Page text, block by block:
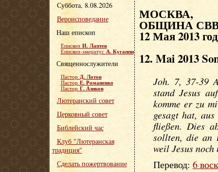
МОСКВА,
ОБЩИНА
12 Мая 2013
12. Mai 2013
Joh. 7, 37-39
stand Jesus
komme er zu
gesagt hat,
fließen. Dies
sollten, die an
weil Jesus
Перевод: 6
Суббота, 8.08.2026
Вероисповедание
Наш епископ
Епископ И. Лаптев
Епископ-эмеритус А. Кугаппи
Священнослужители
Пастор Д. Лотов
Пастор Е. Романенко
Пастор Г. Азиков
Лютеранский совет
Церковный совет
Библейский час
Клуб "Лютеранская
традиция"
Сделать пожертвование